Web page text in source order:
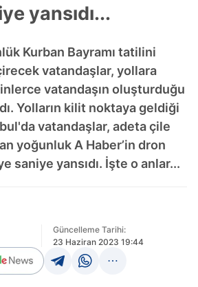
yansıdı...
Kurban Bayramı tatilini
vatandaşlar, yollara
vatandaşın oluşturduğu
Yolların kilit noktaya geldiği
vatandaşlar, adeta çile
yoğunluk A Haber’in dron
saniye yansıdı. İşte o anlar...
Güncelleme Tarihi:
23 Haziran 2023 19:44